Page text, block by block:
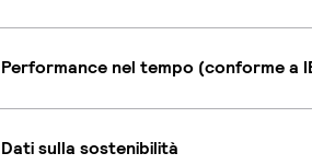
Performance nel tempo (conforme a
Dati sulla sostenibilità